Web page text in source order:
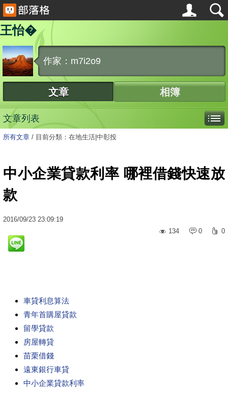
王怡�
作家：m7i2o9
文章 相簿
文章列表
所有文章 / 目前分類：在地生活|中彰投
中小企業貸款利率 哪裡借錢快速放
款
2016/09/23 23:09:19
134
0 0
車貸利息算法
青年首購屋貸款
留學貸款
房屋轉貸
苗栗借錢
遠東銀行車貸
中小企業貸款利率